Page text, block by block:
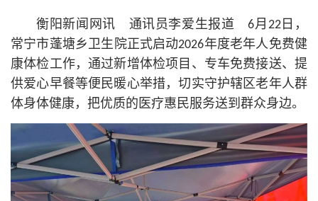
衡阳新闻网讯 通讯员李爱生报道 6月22日，
常宁市蓬塘乡卫生院正式启动2026年度老年人免费健
康体检工作，通过新增体检项目、专车免费接送、提
供爱心早餐等便民暖心举措，切实守护辖区老年人群
体身体健康，把优质的医疗惠民服务送到群众身边。